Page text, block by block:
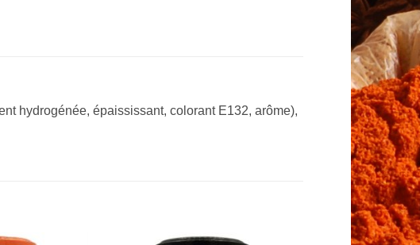
hydrogénée, épaississant, colorant E132, arôme),